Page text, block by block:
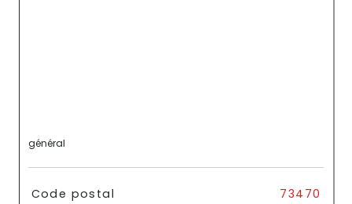
général
TRAD_SIROCCO_Caracteristique
Code postal 73470